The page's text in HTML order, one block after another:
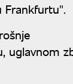
uglavnom